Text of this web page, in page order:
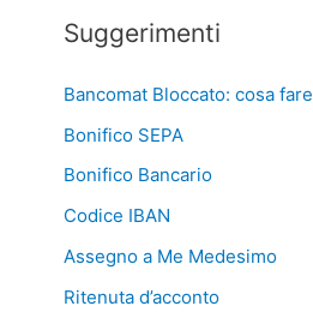
Suggerimenti
Bancomat Bloccato: cosa fare
Bonifico SEPA
Bonifico Bancario
Codice IBAN
Assegno a Me Medesimo
Ritenuta d’acconto